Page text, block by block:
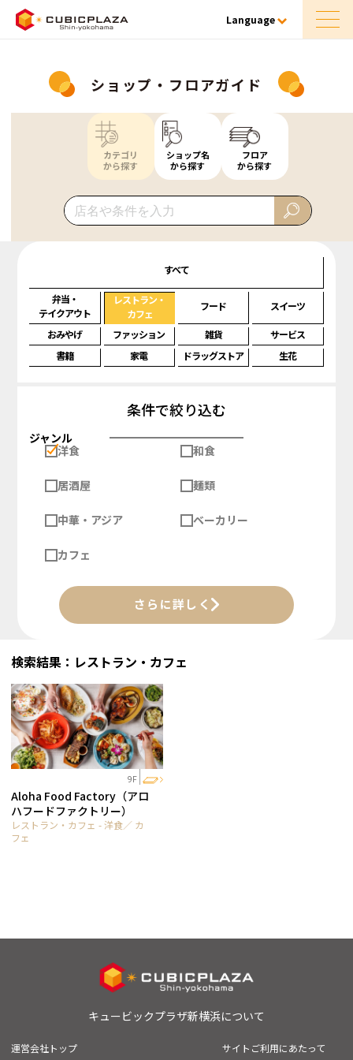
Language
ショップ・フロアガイド
カテゴリ
から探す
ショップ名
から探す
フロア
から探す
すべて
弁当・
テイクアウト
レストラン・
カフェ
フード スイーツ
おみやげ ファッション 雑貨
サービス
書籍
家電 ドラッグストア 生花
条件で絞り込む
ジャンル
洋食
和食
居酒屋 麺類
中華・アジア ベーカリー
カフェ
さらに詳しく
検索結果：レストラン・カフェ
9F
Aloha Food Factory（アロ
ハフードファクトリー）
レストラン・カフェ - 洋食／ カ
フェ
キュービックプラザ新横浜について
運営会社トップ サイトご利用にあたって